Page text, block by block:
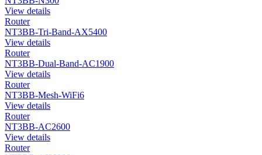
View details
Router
NT3BB-Tri-Band-AX5400
View details
Router
NT3BB-Dual-Band-AC1900
View details
Router
NT3BB-Mesh-WiFi6
View details
Router
NT3BB-AC2600
View details
Router